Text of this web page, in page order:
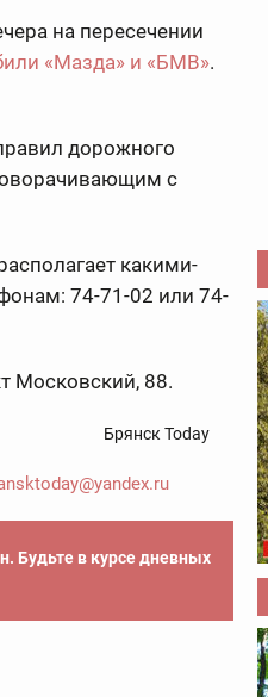
на пересечении
«Мазда» и «БМВ».
дорожного
с
какими-
74-71-02 или 74-
Московский, 88.
Брянск Today
Будьте в курсе дневных